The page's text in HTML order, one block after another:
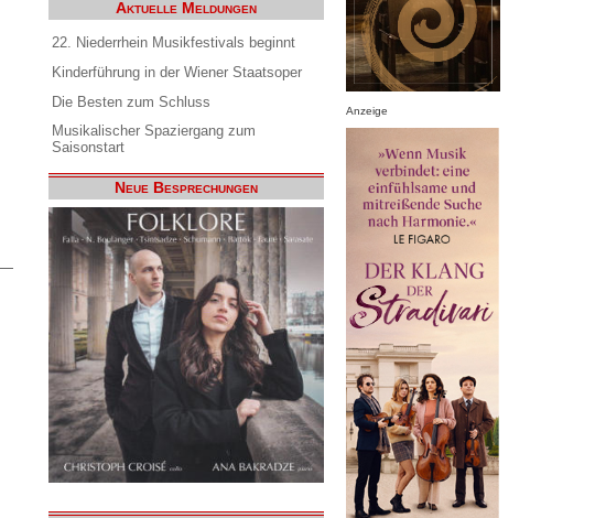
Aktuelle Meldungen
22. Niederrhein Musikfestivals beginnt
Kinderführung in der Wiener Staatsoper
Die Besten zum Schluss
Musikalischer Spaziergang zum
Saisonstart
Neue Besprechungen
Anzeige